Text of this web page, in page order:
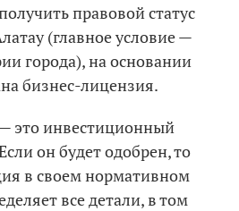
правовой статус
(главное условие —
города), на основании
бизнес-лицензия.
это инвестиционный
он будет одобрен, то
в своем нормативном
все детали, в том